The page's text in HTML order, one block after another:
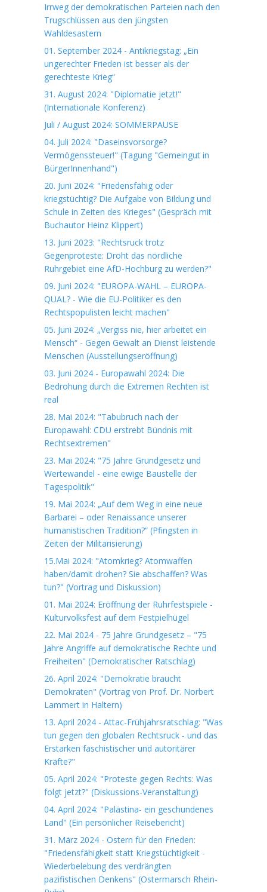
Irrweg der demokratischen Parteien nach den
Trugschlüssen aus den jüngsten
Wahldesastern
01. September 2024 - Antikriegstag: „Ein
ungerechter Frieden ist besser als der
gerechteste Krieg“
31. August 2024: "Diplomatie jetzt!"
(Internationale Konferenz)
Juli / August 2024: SOMMERPAUSE
04. Juli 2024: "Daseinsvorsorge?
Vermögenssteuer!" (Tagung "Gemeingut in
BürgerInnenhand")
20. Juni 2024: "Friedensfähig oder
kriegstüchtig? Die Aufgabe von Bildung und
Schule in Zeiten des Krieges" (Gespräch mit
Buchautor Heinz Klippert)
13. Juni 2023: "Rechtsruck trotz
Gegenproteste: Droht das nördliche
Ruhrgebiet eine AfD-Hochburg zu werden?"
09. Juni 2024: "EUROPA-WAHL – EUROPA-
QUAL? - Wie die EU-Politiker es den
Rechtspopulisten leicht machen"
05. Juni 2024: „Vergiss nie, hier arbeitet ein
Mensch“ - Gegen Gewalt an Dienst leistende
Menschen (Ausstellungseröffnung)
03. Juni 2024 - Europawahl 2024: Die
Bedrohung durch die Extremen Rechten ist
real
28. Mai 2024: "Tabubruch nach der
Europawahl: CDU erstrebt Bündnis mit
Rechtsextremen"
23. Mai 2024: "75 Jahre Grundgesetz und
Wertewandel - eine ewige Baustelle der
Tagespolitik"
19. Mai 2024: „Auf dem Weg in eine neue
Barbarei – oder Renaissance unserer
humanistischen Tradition?“ (Pfingsten in
Zeiten der Militarisierung)
15.Mai 2024: "Atomkrieg? Atomwaffen
haben/damit drohen? Sie abschaffen? Was
tun?" (Vortrag und Diskussion)
01. Mai 2024: Eröffnung der Ruhrfestspiele -
Kulturvolksfest auf dem Festpielhügel
22. Mai 2024 - 75 Jahre Grundgesetz – "75
Jahre Angriffe auf demokratische Rechte und
Freiheiten" (Demokratischer Ratschlag)
26. April 2024: "Demokratie braucht
Demokraten" (Vortrag von Prof. Dr. Norbert
Lammert in Haltern)
13. April 2024 - Attac-Frühjahrsratschlag: "Was
tun gegen den globalen Rechtsruck - und das
Erstarken faschistischer und autoritärer
Kräfte?"
05. April 2024: "Proteste gegen Rechts: Was
folgt jetzt?" (Diskussions-Veranstaltung)
04. April 2024: "Palästina- ein geschundenes
Land" (Ein persönlicher Reisebericht)
31. März 2024 - Ostern für den Frieden:
"Friedensfähigkeit statt Kriegstüchtigkeit -
Wiederbelebung des verdrängten
pazifistischen Denkens" (Ostermarsch Rhein-